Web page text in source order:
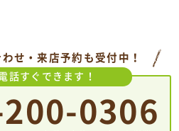
せ・来店予約も受付中！
話すぐできます！
0306